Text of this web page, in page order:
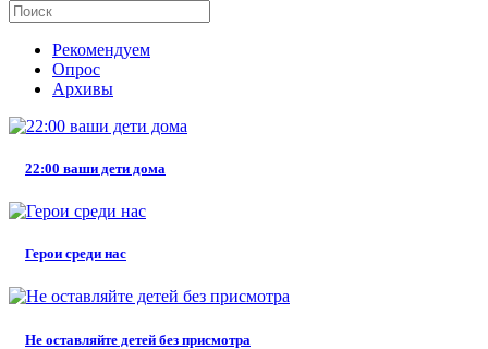
Рекомендуем
Опрос
Архивы
22:00 ваши дети дома
Герои среди нас
Не оставляйте детей без присмотра